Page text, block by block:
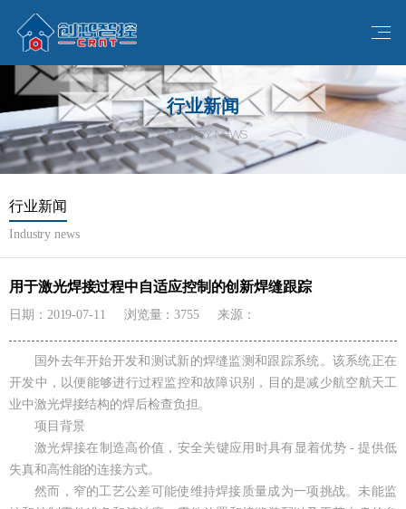
行业新闻
INDUSTRY NEWS
行业新闻
Industry news
用于激光焊接过程中自适应控制的创新焊缝跟踪
日期：2019-07-11 浏览量：3755 来源：
国外去年开始开发和测试新的焊缝监测和跟踪系统。该系统正在
开发中，以便能够进行过程监控和故障识别，目的是减少航空航天工
业中激光焊接结构的焊后检查负担。
项目背景
激光焊接在制造高价值，安全关键应用时具有显着优势 - 提供低
失真和高性能的连接方式。
然而，窄的工艺公差可能使维持焊接质量成为一项挑战。未能监